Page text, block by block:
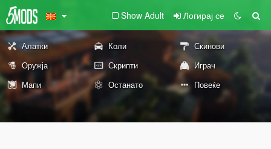
Show Adult Логирај се
Алатки Коли
Скинови
Оружја
Скрипти
Играч
Мапи
Останато Повеќе